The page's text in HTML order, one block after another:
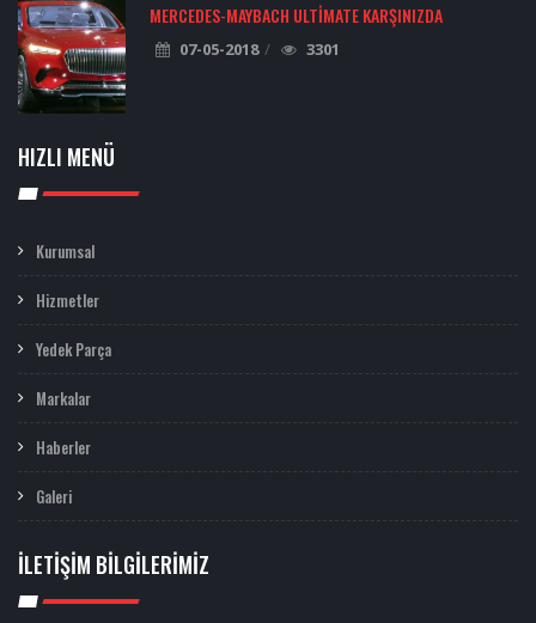
MERCEDES-MAYBACH ULTIMATE KARŞINIZDA
07-05-2018 3301
HIZLI MENÜ
Kurumsal
Hizmetler
Yedek Parça
Markalar
Haberler
Galeri
İLETIŞIM BILGILERIMIZ